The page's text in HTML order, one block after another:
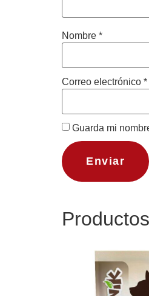
Nombre *
Correo electrónico *
Guarda mi